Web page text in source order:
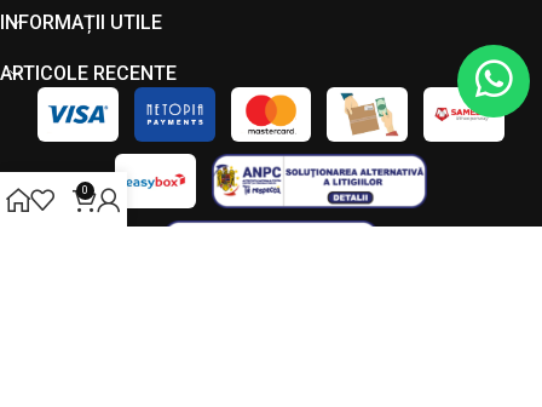
INFORMAȚII UTILE
ARTICOLE RECENTE
0